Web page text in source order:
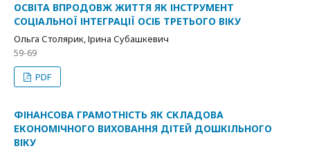
ОСВІТА ВПРОДОВЖ ЖИТТЯ ЯК ІНСТРУМЕНТ
СОЦІАЛЬНОЇ ІНТЕГРАЦІЇ ОСІБ ТРЕТЬОГО ВІКУ
Ольга Столярик, Ірина Субашкевич
59-69
PDF
ФІНАНСОВА ГРАМОТНІСТЬ ЯК СКЛАДОВА
ЕКОНОМІЧНОГО ВИХОВАННЯ ДІТЕЙ ДОШКІЛЬНОГО
ВІКУ